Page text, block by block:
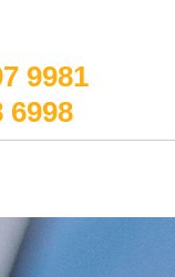
9981
6998